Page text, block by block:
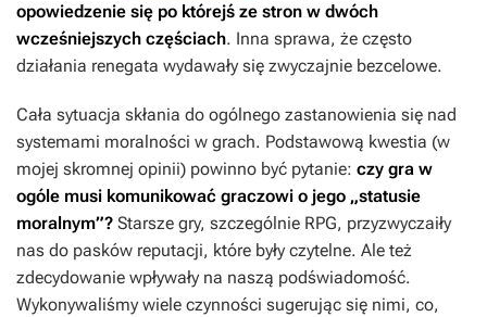
opowiedzenie się po którejś ze stron w dwóch
wcześniejszych częściach. Inna sprawa, że często
działania renegata wydawały się zwyczajnie bezcelowe.
Cała sytuacja skłania do ogólnego zastanowienia się nad
systemami moralności w grach. Podstawową kwestia (w
mojej skromnej opinii) powinno być pytanie: czy gra w
ogóle musi komunikować graczowi o jego „statusie
moralnym”? Starsze gry, szczególnie RPG, przyzwyczaiły
nas do pasków reputacji, które były czytelne. Ale też
zdecydowanie wpływały na naszą podświadomość.
Wykonywaliśmy wiele czynności sugerując się nimi, co,